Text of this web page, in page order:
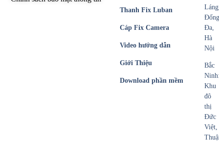
Thanh Fix Luban
Cáp Fix Camera
Video hướng dẫn
Giới Thiệu
Download phần mềm
Đống
Đa,
Hà
Nội
Bắc
Khu
đô
thị
Đức
Việt,